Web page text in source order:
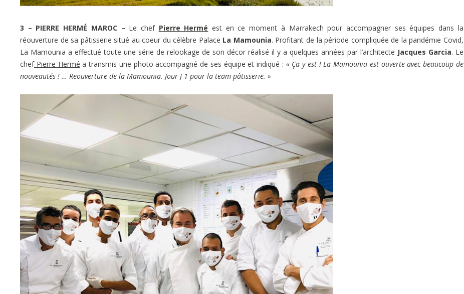
3 – PIERRE HERMÉ MAROC – Le chef Pierre Hermé est en ce moment à Marrakech pour accompagner ses équipes dans la
réouverture de sa pâtisserie situé au coeur du célèbre Palace La Mamounia. Profitant de la période compliquée de la pandémie Covid,
La Mamounia a effectué toute une série de relookage de son décor réalisé il y a quelques années par l’architecte Jacques Garcia. Le
chefPierre Hermé a transmis une photo accompagné de ses équipe et indiqué : « Ça y est ! La Mamounia est ouverte avec beaucoup de
nouveautés ! … Reouverture de la Mamounia. Jour J-1 pour la team pâtisserie. »